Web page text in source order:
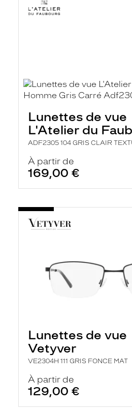
Lunettes de vue
L'Atelier du
ADF2305 104 GRIS CLAIR
À partir de
169,00 €
Lunettes de vue
Vetyver
VE2304H 111 GRIS FONCE MAT
À partir de
129,00 €